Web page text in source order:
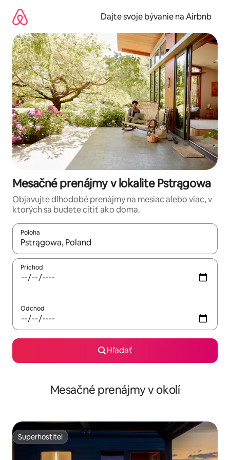
obsah.
Dajte svoje bývanie na Airbnb
Mesačné prenájmy v lokalite Pstrągowa
Objavujte dlhodobé prenájmy na mesiac alebo viac, v
ktorých sa budete cítiť ako doma.
Poloha
Keď budú výsledky k dispozícii, môžete si ich prechádzať
Príchod
Odchod
Hľadať
Mesačné prenájmy v okolí
Superhostiteľ
Superhostiteľ